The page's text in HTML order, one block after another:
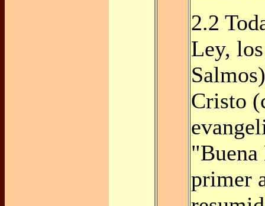
2.2
Ley,
Cristo
"Buena
primer